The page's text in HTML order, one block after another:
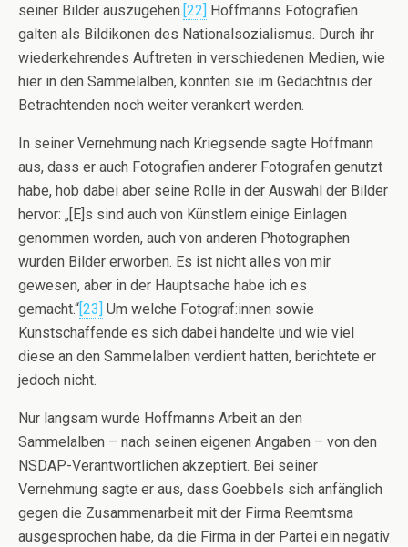
seiner Bilder auszugehen.[22] Hoffmanns Fotografien
galten als Bildikonen des Nationalsozialismus. Durch ihr
wiederkehrendes Auftreten in verschiedenen Medien, wie
hier in den Sammelalben, konnten sie im Gedächtnis der
Betrachtenden noch weiter verankert werden.
In seiner Vernehmung nach Kriegsende sagte Hoffmann
aus, dass er auch Fotografien anderer Fotografen genutzt
habe, hob dabei aber seine Rolle in der Auswahl der Bilder
hervor: „[E]s sind auch von Künstlern einige Einlagen
genommen worden, auch von anderen Photographen
wurden Bilder erworben. Es ist nicht alles von mir
gewesen, aber in der Hauptsache habe ich es
gemacht.“[23] Um welche Fotograf:innen sowie
Kunstschaffende es sich dabei handelte und wie viel
diese an den Sammelalben verdient hatten, berichtete er
jedoch nicht.
Nur langsam wurde Hoffmanns Arbeit an den
Sammelalben – nach seinen eigenen Angaben – von den
NSDAP-Verantwortlichen akzeptiert. Bei seiner
Vernehmung sagte er aus, dass Goebbels sich anfänglich
gegen die Zusammenarbeit mit der Firma Reemtsma
ausgesprochen habe, da die Firma in der Partei ein negativ